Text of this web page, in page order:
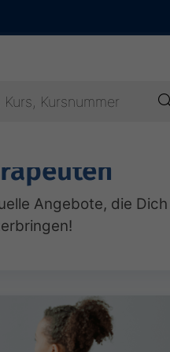
Angebote, die